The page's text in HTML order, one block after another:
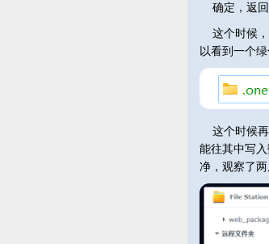
确定，返回
这个时候，
以看到一个
这个时候再
能往其中写
净，观察了